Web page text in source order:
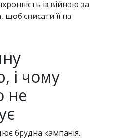
із війною за
списати її на
і чому
не
брудна кампанія.